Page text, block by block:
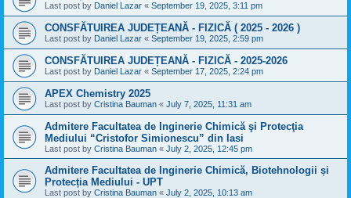
Last post by Daniel Lazar « September 19, 2025, 3:11 pm
CONSFĂTUIREA JUDEȚEANĂ - FIZICĂ ( 2025 - 2026 )
Last post by Daniel Lazar « September 19, 2025, 2:59 pm
CONSFĂTUIREA JUDEȚEANĂ - FIZICĂ - 2025-2026
Last post by Daniel Lazar « September 17, 2025, 2:24 pm
APEX Chemistry 2025
Last post by Cristina Bauman « July 7, 2025, 11:31 am
Admitere Facultatea de Inginerie Chimică şi Protecţia
Mediului “Cristofor Simionescu” din Iasi
Last post by Cristina Bauman « July 2, 2025, 12:45 pm
Admitere Facultatea de Inginerie Chimică, Biotehnologii și
Protecția Mediului - UPT
Last post by Cristina Bauman « July 2, 2025, 10:13 am